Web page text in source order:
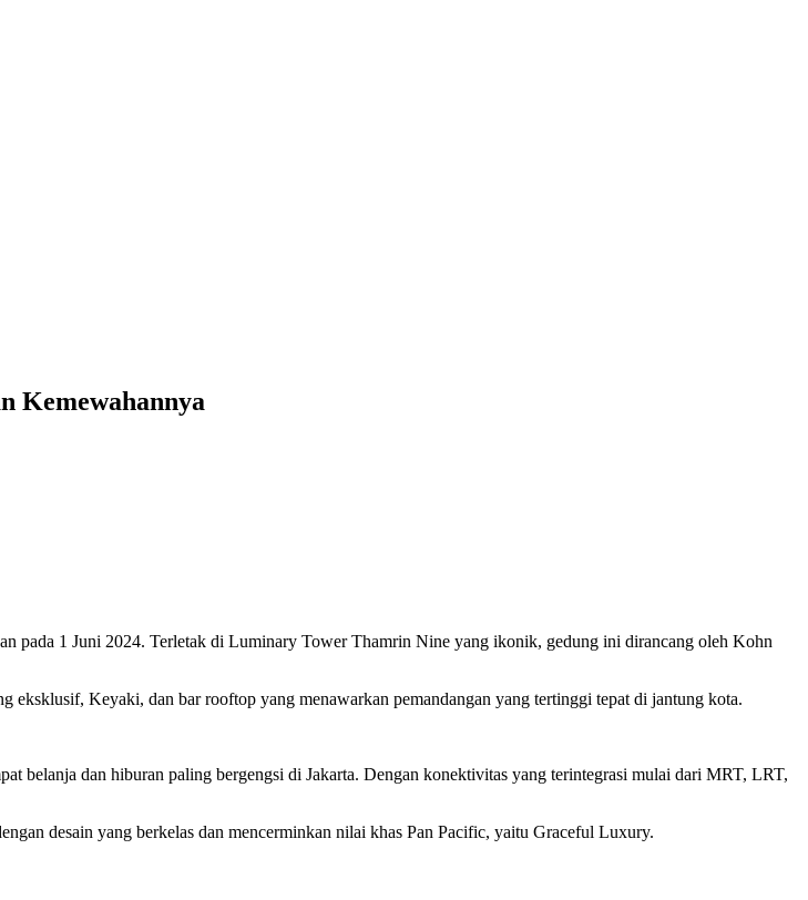
Kemewahannya
pada 1 Juni 2024. Terletak di Luminary Tower Thamrin Nine yang ikonik, gedung ini dirancang oleh Kohn
Keyaki, dan bar rooftop yang menawarkan pemandangan yang tertinggi tepat di jantung kota.
belanja dan hiburan paling bergengsi di Jakarta. Dengan konektivitas yang terintegrasi mulai dari MRT, LRT,
desain yang berkelas dan mencerminkan nilai khas Pan Pacific, yaitu Graceful Luxury.